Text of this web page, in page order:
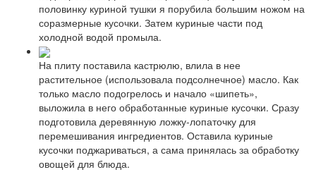
половинку куриной тушки я порубила большим ножом на
соразмерные кусочки. Затем куриные части под
холодной водой промыла.
На плиту поставила кастрюлю, влила в нее
растительное (использовала подсолнечное) масло. Как
только масло подогрелось и начало «шипеть»,
выложила в него обработанные куриные кусочки. Сразу
подготовила деревянную ложку-лопаточку для
перемешивания ингредиентов. Оставила куриные
кусочки поджариваться, а сама принялась за обработку
овощей для блюда.